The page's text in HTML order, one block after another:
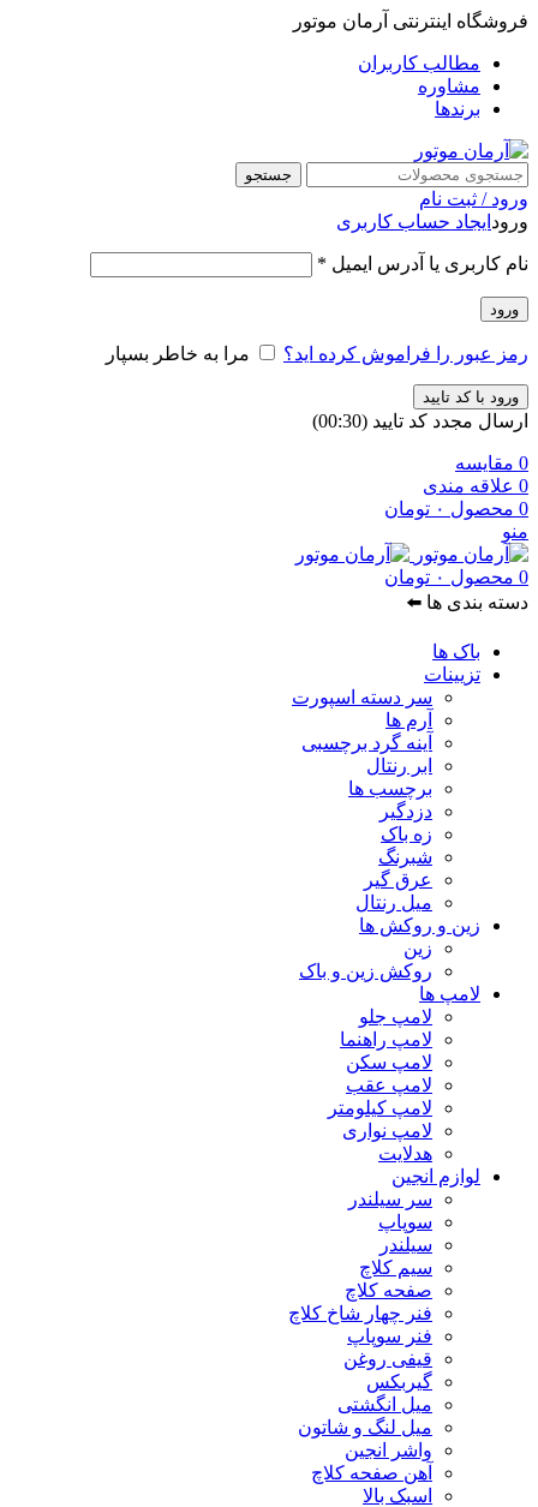
فروشگاه اینترنتی آرمان موتور
مطالب کاربران
مشاوره
برندها
جستجو
ورود / ثبت نام
ورود ایجاد حساب کاربری
نام کاربری یا آدرس ایمیل *
ورود
رمز عبور را فراموش کرده اید؟ مرا به خاطر بسپار
ورود با کد تایید
ارسال مجدد کد تایید (00:
30
)
0 مقایسه
0 علاقه مندی
0 محصول ۰ تومان
منو
0 محصول ۰ تومان
دسته بندی ها ⬅️
باک ها
تزیینات
سر دسته اسپورت
آرم ها
آینه گرد برچسبی
ابر رنتال
برچسب ها
دزدگیر
زه باک
شبرنگ
عرق گیر
میل رنتال
زین و روکش ها
زین
روکش زین و باک
لامپ ها
لامپ جلو
لامپ راهنما
لامپ سکن
لامپ عقب
لامپ کیلومتر
لامپ نواری
هدلایت
لوازم انجین
سر سیلندر
سوپاپ
سیلندر
سیم کلاچ
صفحه کلاچ
فنر چهار شاخ کلاچ
فنر سوپاپ
قیفی روغن
گیربکس
میل انگشتی
میل لنگ و شاتون
واشر انجین
آهن صفحه کلاچ
اسبک بالا